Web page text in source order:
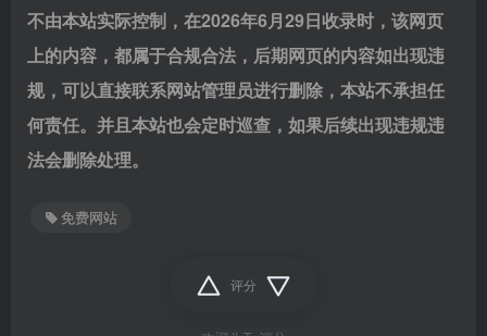
不由本站实际控制，在2026年6月29日收录时，该网页
上的内容，都属于合规合法，后期网页的内容如出现违
规，可以直接联系网站管理员进行删除，本站不承担任
何责任。并且本站也会定时巡查，如果后续出现违规违
法会删除处理。
免费网站
评分